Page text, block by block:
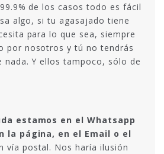
de los casos todo es fácil
algo, si tu agasajado tiene
para lo que sea, siempre
por nosotros y tú no tendrás
nada. Y ellos tampoco, sólo de
estamos en el Whatsapp
la página, en el Email o el
vía postal. Nos haría ilusión